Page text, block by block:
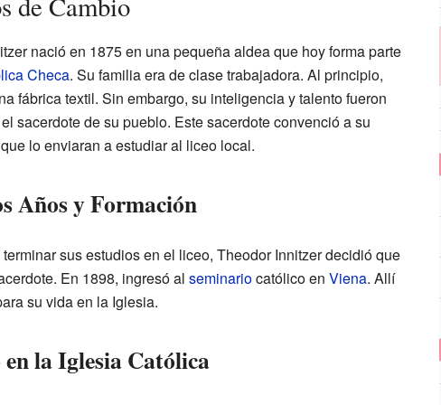
nació en 1875 en una pequeña aldea que hoy forma parte
Checa. Su familia era de clase trabajadora. Al principio,
fábrica textil. Sin embargo, su inteligencia y talento fueron
sacerdote de su pueblo. Este sacerdote convenció a su
lo enviaran a estudiar al liceo local.
Años y Formación
sus estudios en el liceo, Theodor Innitzer decidió que
En 1898, ingresó al seminariocatólico en Viena. Allí
su vida en la Iglesia.
en la Iglesia Católica